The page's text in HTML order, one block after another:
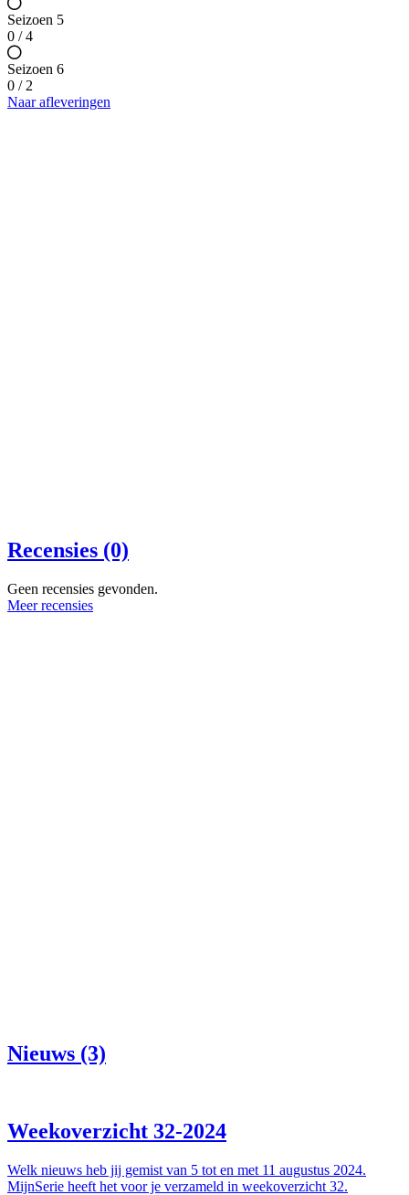
Seizoen 5
0 / 4
Seizoen 6
0 / 2
Naar afleveringen
Recensies (0)
Geen recensies gevonden.
Meer recensies
Nieuws (3)
Weekoverzicht 32-2024
Welk nieuws heb jij gemist van 5 tot en met 11 augustus 2024.
MijnSerie heeft het voor je verzameld in weekoverzicht 32.